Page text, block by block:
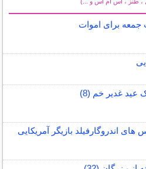
برای اموات
عید غدیر خم (8)
اندروگارفیلد بازیگر آمریکایی